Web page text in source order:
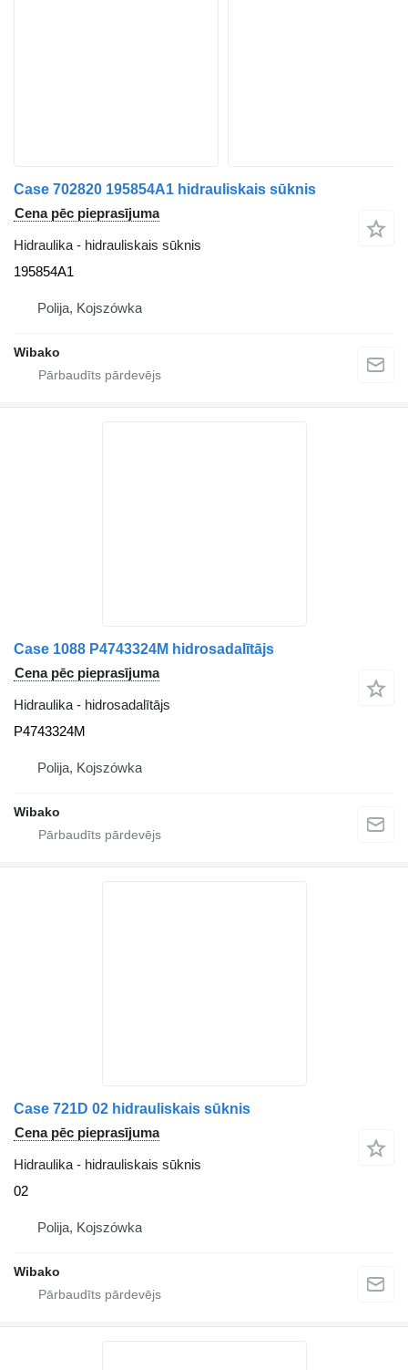
Case 702820 195854A1 hidrauliskais sūknis
Cena pēc pieprasījuma
Hidraulika - hidrauliskais sūknis
195854A1
Polija, Kojszówka
Wibako
Case 1088 P4743324M hidrosadalītājs
Cena pēc pieprasījuma
Hidraulika - hidrosadalītājs
P4743324M
Polija, Kojszówka
Wibako
Case 721D 02 hidrauliskais sūknis
Cena pēc pieprasījuma
Hidraulika - hidrauliskais sūknis
02
Polija, Kojszówka
Wibako